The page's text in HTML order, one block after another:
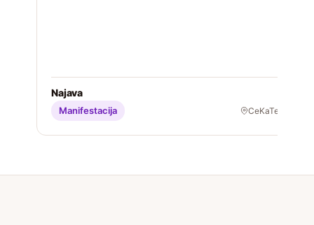
Najava
Manifestacija CeKaTe